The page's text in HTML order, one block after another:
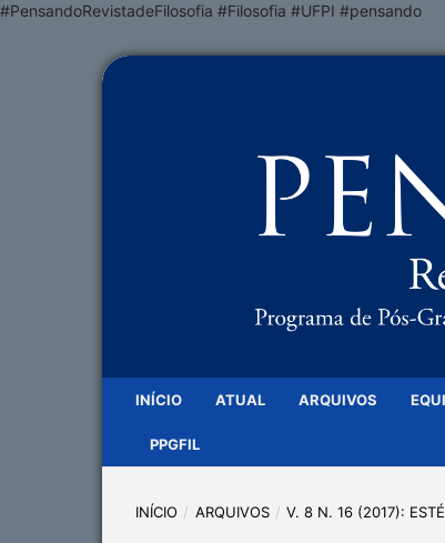
#PensandoRevistadeFilosofia #Filosofia #UFPI #pensando
INÍCIO ATUAL ARQUIVOS
PPGFIL
INÍCIO / ARQUIVOS / V. 8 N. 16 (2017):